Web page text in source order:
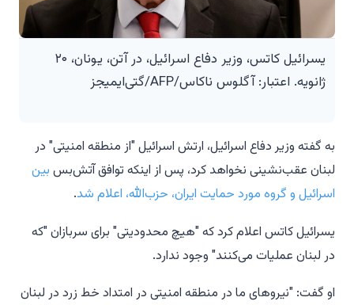
یسرائیل کاتس، وزیر دفاع اسرائیل، در آتن، یونان، ۲۰
ژانویه. اعتبار: آگلوس ناکاس/AFP/گتی‌ایمیجز
به گفته وزیر دفاع اسرائیل، ارتش اسرائیل "از منطقه امنیتی" در
لبنان عقب‌نشینی نخواهد کرد، پس از اینکه توافق آتش‌بس بین
اسرائیل و گروه مورد حمایت ایران، حزب‌الله، اعلام شد.
یسرائیل کاتس اعلام کرد که "هیچ محدودیتی" برای سربازان "که
در لبنان عملیات می‌کنند" وجود ندارد.
او گفت: "نیروهای ما در منطقه امنیتی در امتداد خط زرد در لبنان